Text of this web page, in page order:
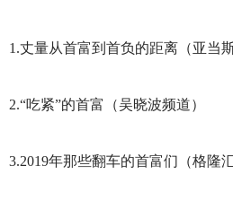
1.丈量从首富到首负的距离（亚当
2.“吃紧”的首富（吴晓波频道）
3.2019年那些翻车的首富们（格隆汇